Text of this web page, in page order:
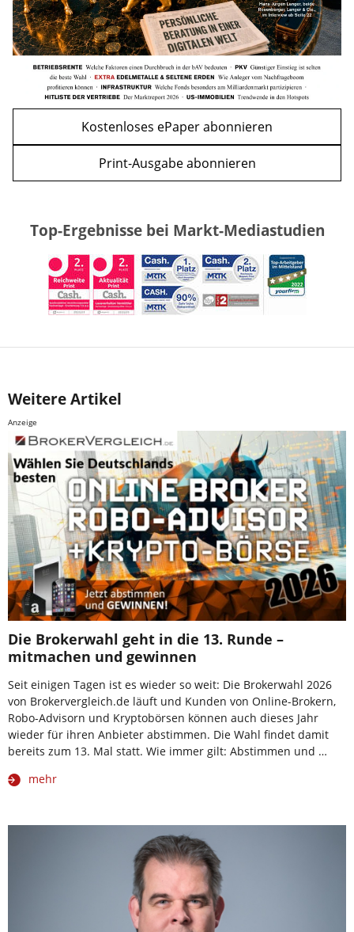
Kostenloses ePaper abonnieren
Print-Ausgabe abonnieren
Top-Ergebnisse bei Markt-Mediastudien
Weitere Artikel
Anzeige
Die Brokerwahl geht in die 13. Runde –
mitmachen und gewinnen
Seit einigen Tagen ist es wieder so weit: Die Brokerwahl 2026
von Brokervergleich.de läuft und Kunden von Online-Brokern,
Robo-Advisorn und Kryptobörsen können auch dieses Jahr
wieder für ihren Anbieter abstimmen. Die Wahl findet damit
bereits zum 13. Mal statt. Wie immer gilt: Abstimmen und …
mehr